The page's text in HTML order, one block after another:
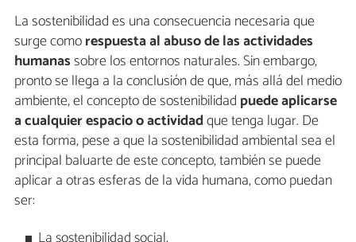
La sostenibilidad es una consecuencia necesaria que
surge comorespuesta al abuso de las actividades
humanassobre los entornos naturales. Sin embargo,
pronto se llega a la conclusión de que, más allá del medio
ambiente, el concepto de sostenibilidad puede aplicarse
a cualquier espacio o actividadque tenga lugar. De
esta forma, pese a que la sostenibilidad ambiental sea el
principal baluarte de este concepto, también se puede
aplicar a otras esferas de la vida humana, como puedan
ser: